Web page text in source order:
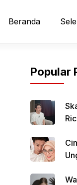
Beranda
Popular